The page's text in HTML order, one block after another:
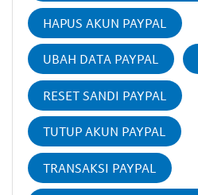
HAPUS AKUN PAYPAL
UBAH DATA PAYPAL
RESET SANDI PAYPAL
TUTUP AKUN PAYPAL
TRANSAKSI PAYPAL